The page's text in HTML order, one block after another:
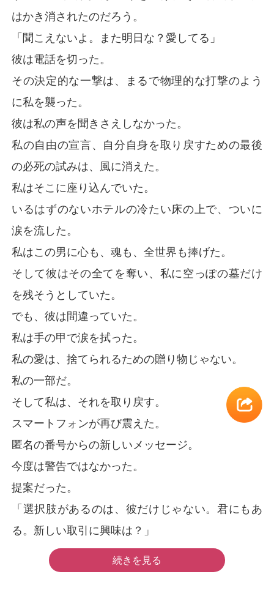
はかき消されたのだろう。
「聞こえないよ。また明日な？愛してる」
彼は電話を切った。
その決定的な一撃は、まるで物理的な打撃のよう
に私を襲った。
彼は私の声を聞きさえしなかった。
私の自由の宣言、自分自身を取り戻すための最後
の必死の試みは、風に消えた。
私はそこに座り込んでいた。
いるはずのないホテルの冷たい床の上で、ついに
涙を流した。
私はこの男に心も、魂も、全世界も捧げた。
そして彼はその全てを奪い、私に空っぽの墓だけ
を残そうとしていた。
でも、彼は間違っていた。
私は手の甲で涙を拭った。
私の愛は、捨てられるための贈り物じゃない。
私の一部だ。
そして私は、それを取り戻す。
スマートフォンが再び震えた。
匿名の番号からの新しいメッセージ。
今度は警告ではなかった。
提案だった。
「選択肢があるのは、彼だけじゃない。君にもあ
る。新しい取引に興味は？」
続きを見る